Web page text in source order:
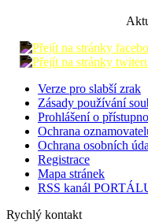
Verze pro slabší zrak
Zásady používání
Prohlášení o
Ochrana
Ochrana osobních
Registrace
Mapa stránek
RSS kanál
Rychlý kontakt